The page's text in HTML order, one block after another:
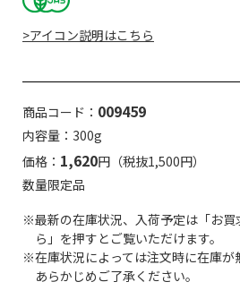
>アイコン説明はこちら
商品コード： 009459
内容量：300g
価格： 1,620円（税抜1,500円）
数量限定品
※最新の在庫状況、入荷予定は「お買
ら」を押すとご覧いただけます。
※在庫状況によっては注文時に在庫が
あらかじめご了承ください。